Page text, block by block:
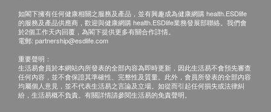
如有疑問請直接致電或瀏覽總代理網頁查詢。
如閣下擁有任何健康相關之服務及產品，並有興趣成為健康網購 health.ESDlife
的服務及產品供應商，歡迎與健康網購 health.ESDlife業務發展部聯絡。我們會
於2個工作天內回覆，為閣下提供更多有關合作詳情。
電郵: partnership@esdlife.com
重要聲明：
生活易會員於本網站內所發表的全部內容為即時更新，因此生活易不會預先審查
任何內容，並不會保證其準確性、完整性及質量。此外，會員所發表的全部內容
均屬個人意見，並不代表生活易之言論及立場。如從而引起任何損失或法律糾
紛，生活易概不負責。有關詳情請參閱生活易的免責聲明。